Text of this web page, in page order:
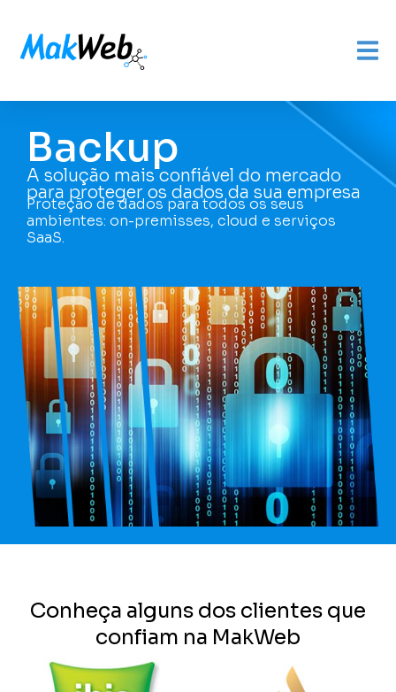
Backup
A solução mais confiável do mercado
para proteger os dados da sua empresa
Proteção de dados para todos os seus
ambientes: on-premisses, cloud e serviços
SaaS.
Conheça alguns dos clientes que
confiam na MakWeb